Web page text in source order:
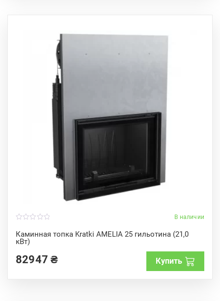
В наличии
Каминная топка Kratki AMELIA 25 гильотина (21,0
кВт)
o
u
t
f
5
82947₴ Купить